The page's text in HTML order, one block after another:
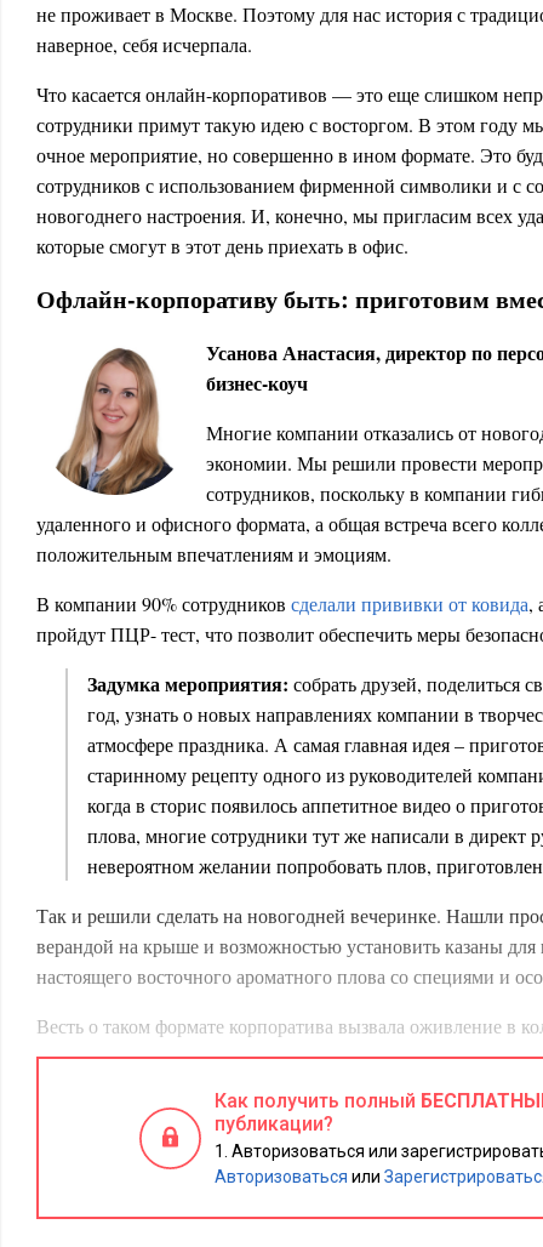
не проживает в Москве. Поэтому для нас история с
наверное, себя исчерпала.
Что касается онлайн-корпоративов — это еще слишком
сотрудники примут такую идею с восторгом. В этом году
очное мероприятие, но совершенно в ином формате. Это
сотрудников с использованием фирменной символики и с
новогоднего настроения. И, конечно, мы пригласим всех
которые смогут в этот день приехать в офис.
Офлайн-корпоративу быть: приготовим
Усанова Анастасия, директор по
бизнес-коуч
Многие компании отказались от
экономии. Мы решили провести
сотрудников, поскольку в компании
удаленного и офисного формата, а общая встреча всего
положительным впечатлениям и эмоциям.
В компании 90% сотрудников сделали прививки от ковида,
пройдут ПЦР- тест, что позволит обеспечить меры
Задумка мероприятия: собрать друзей, поделиться
год, узнать о новых направлениях компании в
атмосфере праздника. А самая главная идея –
старинному рецепту одного из руководителей
когда в сторис появилось аппетитное видео о
плова, многие сотрудники тут же написали в директ
невероятном желании попробовать плов,
Так и решили сделать на новогодней вечеринке. Нашли
верандой на крыше и возможностью установить казаны для
настоящего восточного ароматного плова со специями и
Весть о таком формате корпоратива вызвала оживление в
поучаствовать в приготовлении вкусного блюда, так
но и научиться готовить плов.
Кроме этого, на вечеринке будет соревнования по игре в
Как получить полный
публикации?
Авторизоваться или
Авторизоваться или